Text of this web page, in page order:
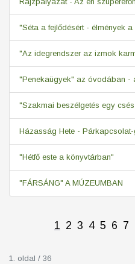
"Séta a fejlődésért - élmények
"Az idegrendszer az izmok
"Penekaügyek" az óvodában -
"Szakmai beszélgetés egy
Házasság Hete -
"Hétfő este a könyvtárban"
"FÁRSÁNG" A MÚZEUMBAN
1 2 3 4 5 6 7
1. oldal / 36